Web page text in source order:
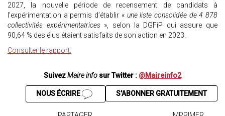
2027, la nouvelle période de recensement de candidats à
l’expérimentation a permis d’établir «une liste consolidée de 4 878
collectivités expérimentatrices », selon la DGFiP qui assure que
90,64 % des élus étaient satisfaits de son action en 2023.
Consulter le rapport.
SuivezMaire info sur Twitter : @Maireinfo2
S'ABONNER GRATUITEMENT
NOUS ÉCRIRE